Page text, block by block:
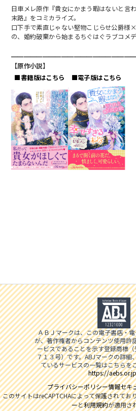
日車メレ原作『貴女にかまう暇はないと言
末路』をコミカライズ。
口下手で素直じゃない堅物こじらせ公爵様
の、婚約破棄から始まるちぐはぐラブコメ
【原作小説】
■書籍版はこちら
■電子版はこちら
ＡＢＪマークは、この電子書店・
が、著作権者からコンテンツ使用許
ービスであることを示す登録商標
７１３号）です。ABJマークの詳細
ているサービスの一覧はこちら
https://
プライバシーポリシー情報セキ
このサイトはreCAPTCHAによって保護されてお
ーと利用規約が適用さ